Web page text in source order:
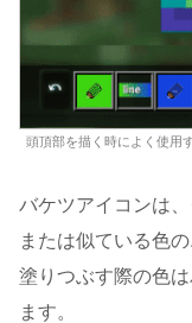
頭頂部を描く時によく使用
バケツアイコンは
または似ている色
塗りつぶす際の色
ます。